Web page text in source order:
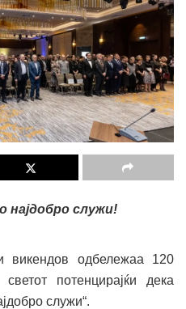
најдобро служи!
викендов одбележаа 120
потенцирајќи дека
служи“.